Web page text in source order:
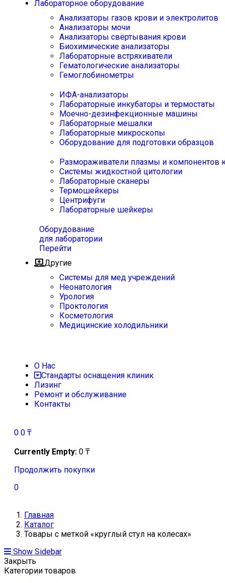
Лабораторное оборудование
Анализаторы газов крови и электролитов
Анализаторы мочи
Анализаторы свёртывания крови
Биохимические анализаторы
Лабораторные встряхиватели
Гематологические анализаторы
Гемоглобинометры
ИФА-анализаторы
Лабораторные инкубаторы и термостаты
Моечно-дезинфекционные машины
Лабораторные мешалки
Лабораторные микроскопы
Оборудование для подготовки образцов
Размораживатели плазмы и компонентов
Системы жидкостной цитологии
Лабораторные сканеры
Термошейкеры
Центрифуги
Лабораторные шейкеры
Оборудование
для лаборатории
Перейти
Другие
Системы для мед учреждений
Неонатология
Урология
Проктология
Косметология
Медицинские холодильники
О Нас
Стандарты оснащения клиник
Лизинг
Ремонт и обслуживание
Контакты
0 0 ₸
Currently Empty: 0 ₸
Продолжить покупки
0
Главная
Каталог
Товары с меткой «круглый стул на колесах»
Show Sidebar
Закрыть
Категории товаров